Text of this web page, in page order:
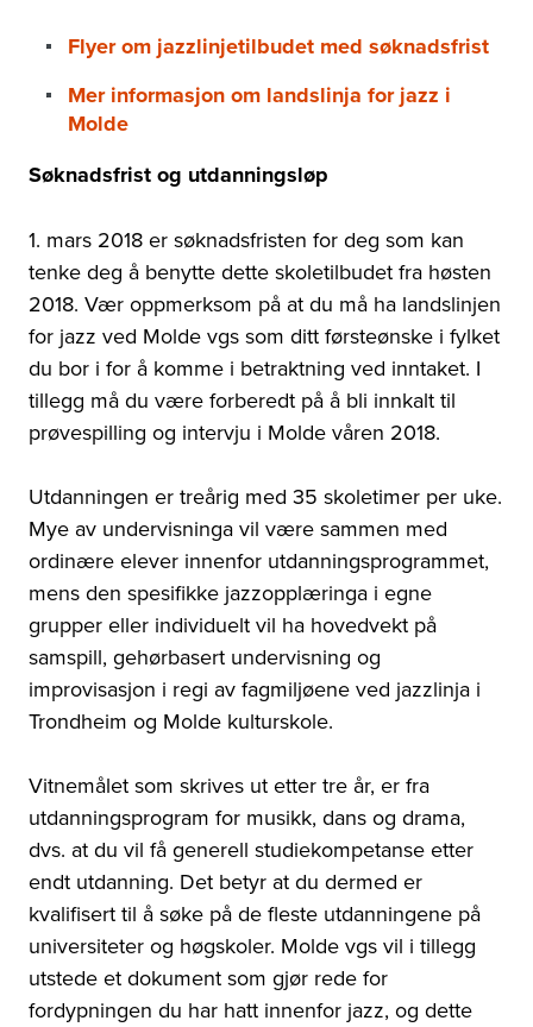
Flyer om jazzlinjetilbudet med søknadsfrist
Mer informasjon om landslinja for jazz i
Molde
Søknadsfrist og utdanningsløp
1. mars 2018 er søknadsfristen for deg som kan
tenke deg å benytte dette skoletilbudet fra høsten
2018. Vær oppmerksom på at du må ha landslinjen
for jazz ved Molde vgs som ditt førsteønske i fylket
du bor i for å komme i betraktning ved inntaket. I
tillegg må du være forberedt på å bli innkalt til
prøvespilling og intervju i Molde våren 2018.
Utdanningen er treårig med 35 skoletimer per uke.
Mye av undervisninga vil være sammen med
ordinære elever innenfor utdanningsprogrammet,
mens den spesifikke jazzopplæringa i egne
grupper eller individuelt vil ha hovedvekt på
samspill, gehørbasert undervisning og
improvisasjon i regi av fagmiljøene ved jazzlinja i
Trondheim og Molde kulturskole.
Vitnemålet som skrives ut etter tre år, er fra
utdanningsprogram for musikk, dans og drama,
dvs. at du vil få generell studiekompetanse etter
endt utdanning. Det betyr at du dermed er
kvalifisert til å søke på de fleste utdanningene på
universiteter og høgskoler. Molde vgs vil i tillegg
utstede et dokument som gjør rede for
fordypningen du har hatt innenfor jazz, og dette